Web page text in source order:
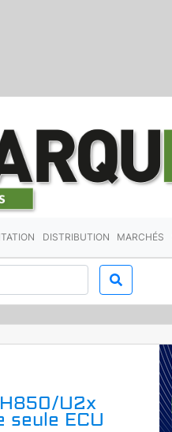
DISTRIBUTION MARCHÉS
U2x
ECU